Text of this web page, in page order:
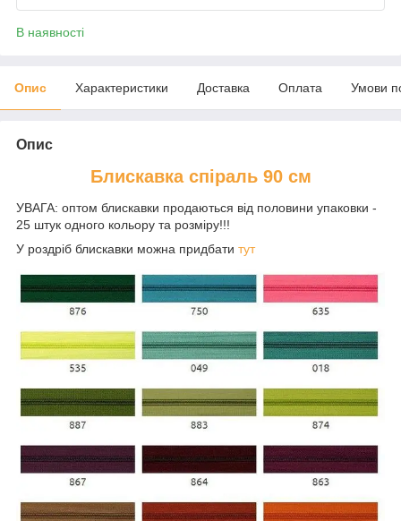
В наявності
Опис Характеристики Доставка Оплата Умови
Опис
Блискавка спіраль 90 см
УВАГА: оптом блискавки продаються від половини упаковки -
25 штук одного кольору та розміру!!!
У роздріб блискавки можна придбати тут